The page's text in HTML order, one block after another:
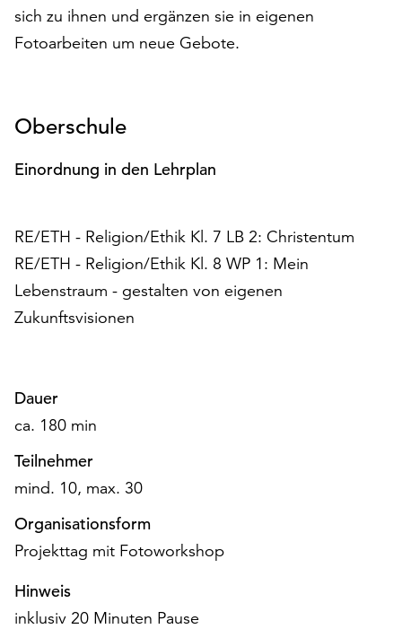
Ende
der
„Cookie-
zur
Cookies
auch
ohne
Ihr
Möchten
Sie
die
verwendeten
Cookies
erreichen
Sie
Einstellungen
über
sich zu ihnen und ergänzen sie in eigenen
Fotoarbeiten um neue Gebote.
Oberschule
Einordnung in den Lehrplan
RE/ETH - Religion/Ethik Kl. 7 LB 2: Christentum
RE/ETH - Religion/Ethik Kl. 8 WP 1: Mein
Lebenstraum - gestalten von eigenen
Zukunftsvisionen
Dauer
ca. 180 min
Teilnehmer
mind. 10, max. 30
Organisationsform
Projekttag mit Fotoworkshop
Hinweis
inklusiv 20 Minuten Pause